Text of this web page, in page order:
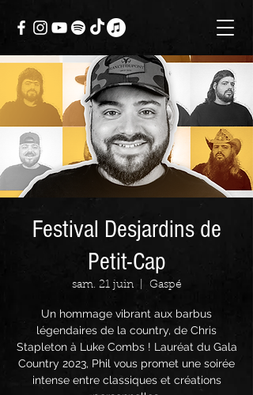
Festival Desjardins de
Petit-Cap
sam. 21 juin
  |
Gaspé
Un hommage vibrant aux barbus
légendaires de la country, de Chris
Stapleton à Luke Combs ! Lauréat du Gala
Country 2023, Phil vous promet une soirée
intense entre classiques et créations